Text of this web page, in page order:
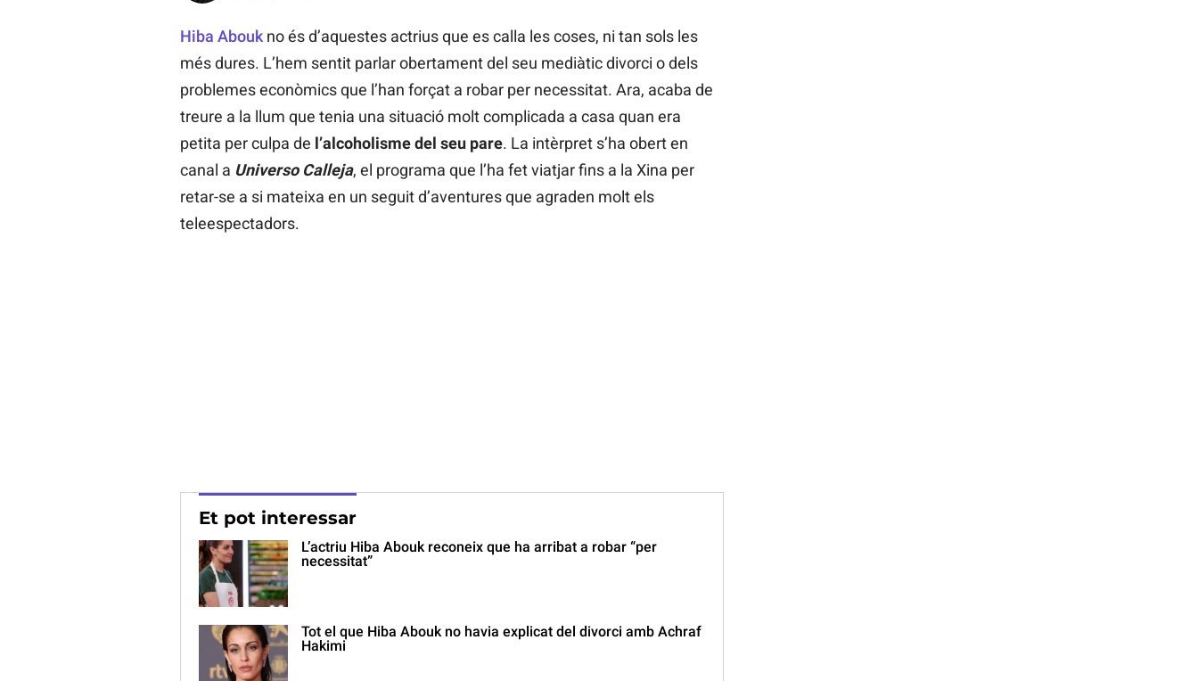
Hiba Aboukno és d’aquestes actrius que es calla les coses, ni tan sols les
més dures. L’hem sentit parlar obertament del seu mediàtic divorci o dels
problemes econòmics que l’han forçat a robar per necessitat. Ara, acaba de
treure a la llum que tenia una situació molt complicada a casa quan era
petita per culpa de l’alcoholisme del seu pare. La intèrpret s’ha obert en
canal a Universo Calleja, el programa que l’ha fet viatjar fins a la Xina per
retar-se a si mateixa en un seguit d’aventures que agraden molt els
teleespectadors.
Et pot interessar
L’actriu Hiba Abouk reconeix que ha arribat a robar “per
necessitat”
Tot el que Hiba Abouk no havia explicat del divorci amb Achraf
Hakimi